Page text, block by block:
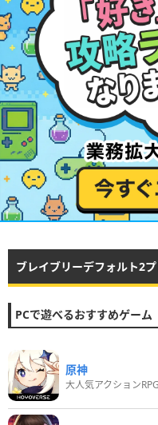
ブレイブリーデフォルト2
PCで遊べるおすすめゲーム
原神
大人気アクション